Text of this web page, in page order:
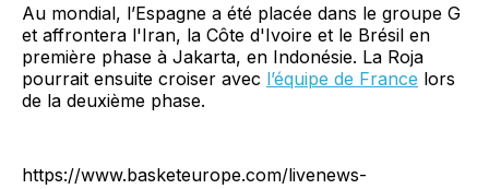
Au mondial, l’Espagne a été placée dans le groupe G
et affrontera l'Iran, la Côte d'Ivoire et le Brésil en
première phase à Jakarta, en Indonésie. La Roja
pourrait ensuite croiser avec l’équipe de France lors
de la deuxième phase.
https://www.basketeurope.com/livenews-